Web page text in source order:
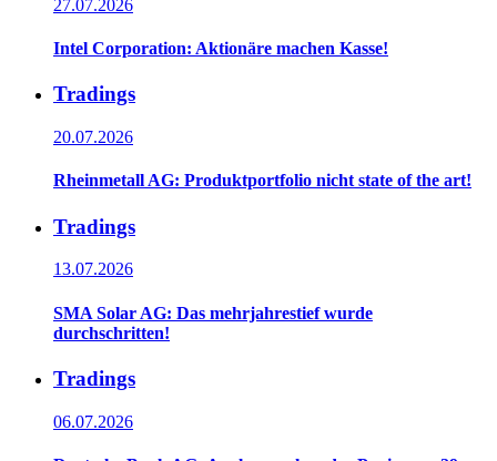
27.07.2026
Intel Corporation: Aktionäre machen Kasse!
Tradings
20.07.2026
Rheinmetall AG: Produktportfolio nicht state of the art!
Tradings
13.07.2026
SMA Solar AG: Das mehrjahrestief wurde
durchschritten!
Tradings
06.07.2026